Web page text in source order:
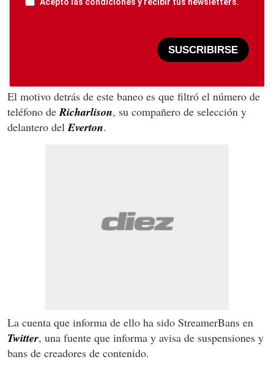
Acepto las condiciones y recibir tus newsletters.
SUSCRIBIRSE
El motivo detrás de este baneo es que filtró el número de
teléfono deRicharlison, su compañero de selección y
delantero delEverton.
La cuenta que informa de ello ha sido StreamerBans en
Twitter, una fuente que informa y avisa de suspensiones y
bans de creadores de contenido.